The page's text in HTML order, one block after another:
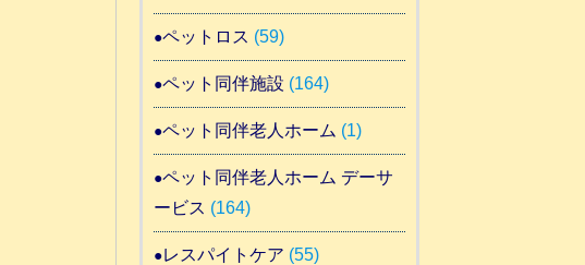
ペットロス (59)
ペット同伴施設 (164)
ペット同伴老人ホーム (1)
ペット同伴老人ホーム デーサ
ービス (164)
レスパイトケア (55)